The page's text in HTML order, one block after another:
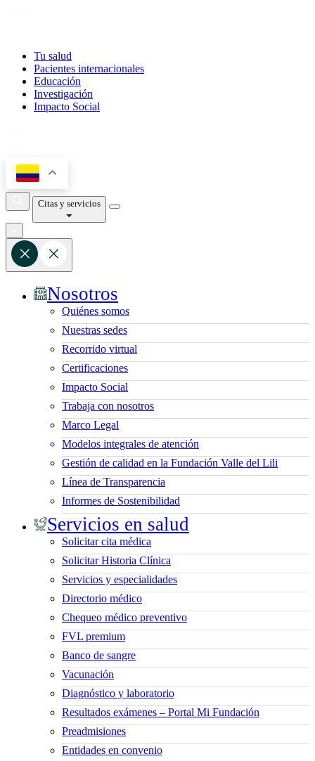
Tu salud
Pacientes internacionales
Educación
Investigación
Impacto Social
Citas y servicios
Nosotros
Quiénes somos
Nuestras sedes
Recorrido virtual
Certificaciones
Impacto Social
Trabaja con nosotros
Marco Legal
Modelos integrales de atención
Gestión de calidad en la Fundación Valle del Lili
Línea de Transparencia
Informes de Sostenibilidad
Servicios en salud
Solicitar cita médica
Solicitar Historia Clínica
Servicios y especialidades
Directorio médico
Chequeo médico preventivo
FVL premium
Banco de sangre
Vacunación
Diagnóstico y laboratorio
Resultados exámenes – Portal Mi Fundación
Preadmisiones
Entidades en convenio